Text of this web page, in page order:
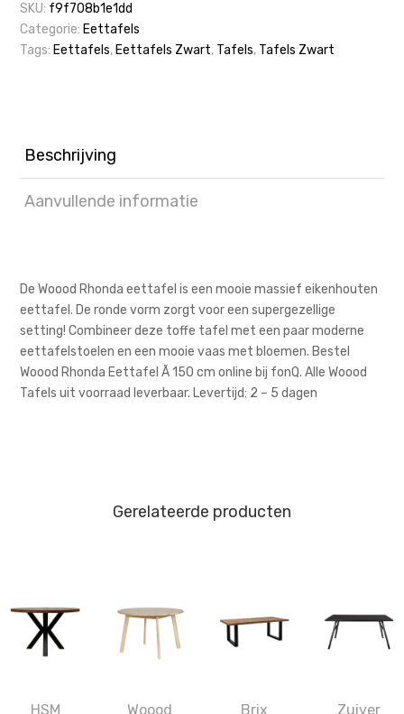
SKU: f9f708b1e1dd
Categorie: Eettafels
Tags: Eettafels, Eettafels Zwart, Tafels, Tafels Zwart
Beschrijving
Aanvullende informatie
De Woood Rhonda eettafel is een mooie massief eikenhouten
eettafel. De ronde vorm zorgt voor een supergezellige
setting! Combineer deze toffe tafel met een paar moderne
eettafelstoelen en een mooie vaas met bloemen. Bestel
Woood Rhonda Eettafel Ã 150 cm online bij fonQ. Alle Woood
Tafels uit voorraad leverbaar. Levertijd: 2 – 5 dagen
Gerelateerde producten
HSM Woood Brix Zuiver